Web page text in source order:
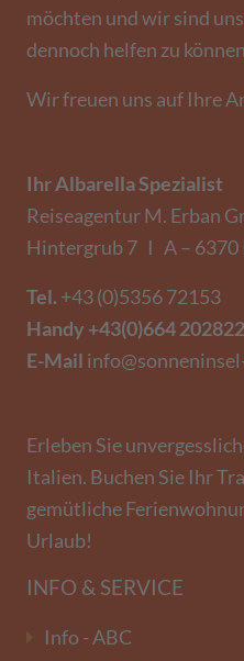
möchten und wir sind
dennoch helfen zu
Wir freuen uns auf Ihre
Ihr Albarella Spezialist
Reiseagentur M. Erban
Hintergrub 7 I A – 6370
Tel. +43 (0)5356 72153
Handy +43(0)664
E-Mail
Erleben Sie
Italien. Buchen Sie Ihr
gemütliche
Urlaub!
INFO & SERVICE
Info - ABC